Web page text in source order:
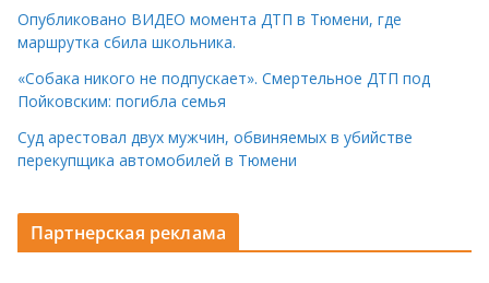
Опубликовано ВИДЕО момента ДТП в Тюмени, где
маршрутка сбила школьника.
«Собака никого не подпускает». Смертельное ДТП под
Пойковским: погибла семья
Суд арестовал двух мужчин, обвиняемых в убийстве
перекупщика автомобилей в Тюмени
Партнерская реклама